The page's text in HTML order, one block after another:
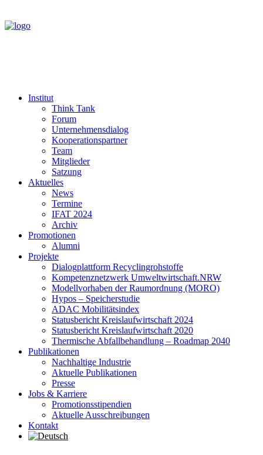
Institut
Think Tank
Forum
Unternehmensdialog
Kooperationspartner
Team
Mitglieder
Satzung
Aktuelles
News
Termine
IFAT 2024
Archiv
Promotionen
Alumni
Projekte
Dialogplattform Recyclingrohstoffe
Kompetenznetzwerk Umweltwirtschaft.NRW
Modellvorhaben der Raumordnung (MORO)
Hypos – Speicherstudie
ADAC Mobilitätsindex
Statusbericht Kreislaufwirtschaft 2024
Statusbericht Kreislaufwirtschaft 2020
Thermische Abfallbehandlung – Roadmap 2040
Publikationen
Nachhaltige Industrie
Aktuelle Publikationen
Presse
Jobs & Karriere
Promotionsstipendien
Aktuelle Ausschreibungen
Kontakt